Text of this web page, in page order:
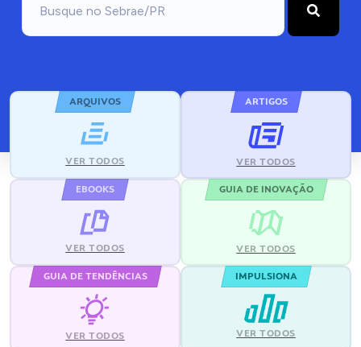
ARQUIVOS
VER TODOS
ARTIGOS
VER TODOS
EBOOKS
VER TODOS
GUIA DE INOVAÇÃO
VER TODOS
GUIA DE TENDÊNCIAS
VER TODOS
IMPULSIONA
VER TODOS